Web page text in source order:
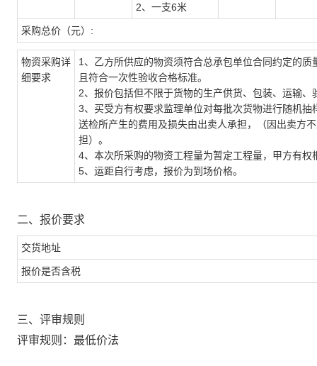
2、一支6米
采购总价（元）:
物资采购详
细要求
1、乙方所供应的物资须符合总承包单位合同约定的
且符合一次性验收合格标准。
2、报价包括但不限于货物的生产供货、包装、运输
3、买受方有权要求监理单位对每批次货物进行随机
送检所产生的费用及损失由出卖人承担，（因出卖方
担）。
4、本次所采购的物资工程量为暂定工程量，甲方有
5、运距自行考虑，报价为到场价格。
二、报价要求
交货地址
报价是否含税
三、评审规则
评审规则：最低价法